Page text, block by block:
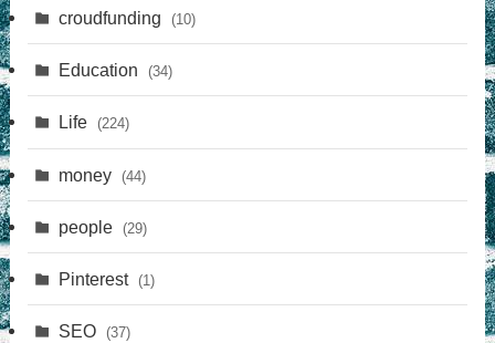
croudfunding (10)
Education (34)
Life (224)
money (44)
people (29)
Pinterest (1)
SEO (37)